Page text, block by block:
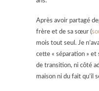
Après avoir partagé
frère et de sa sœur (
mois tout seul. Je
cette « séparation » et
de transition, ni côté
maison ni du fait qu’il